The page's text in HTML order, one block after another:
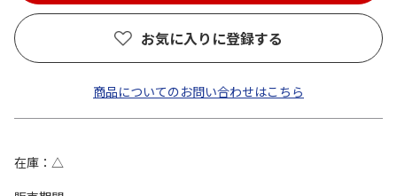
お気に入りに登録する
商品についてのお問い合わせはこちら
在庫
△